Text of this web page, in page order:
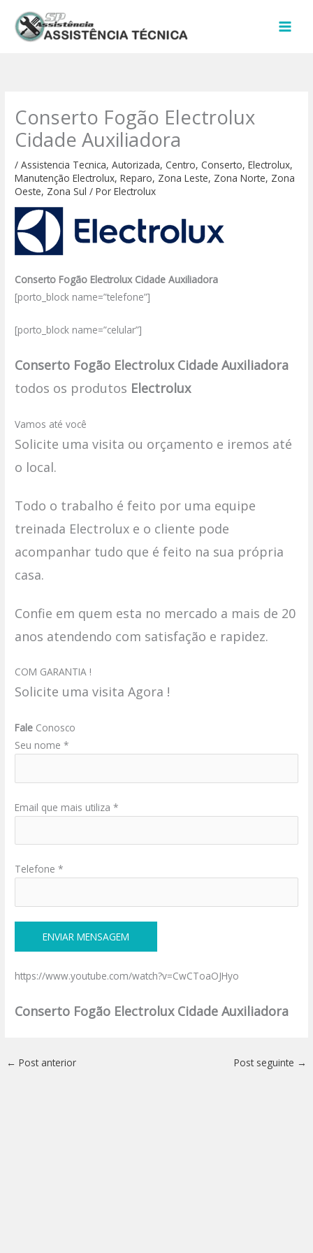
para
Conserto Fogão Electrolux
Cidade Auxiliadora
/Assistencia Tecnica,Autorizada,Centro,Conserto,Electrolux,
Manutenção Electrolux,Reparo, Zona Leste, Zona Norte, Zona
Oeste, Zona Sul / PorElectrolux
Conserto Fogão Electrolux Cidade Auxiliadora
[porto_block name=”telefone”]
[porto_block name=”celular”]
Conserto Fogão Electrolux Cidade Auxiliadora
todos os produtos Electrolux
Vamos até você
Solicite uma visita ou orçamento e iremos até
o local.
Todo o trabalho é feito por uma equipe
treinada Electrolux e o cliente pode
acompanhar tudo que é feito na sua própria
casa.
Confie em quem esta no mercado a mais de 20
anos atendendo com satisfação e rapidez.
COM GARANTIA !
Solicite uma visita Agora !
Fale Conosco
Seu nome *
Email que mais utiliza *
Telefone *
https://www.youtube.com/watch?v=CwCToaOJHyo
Conserto Fogão Electrolux Cidade Auxiliadora
← Post anterior Post seguinte →